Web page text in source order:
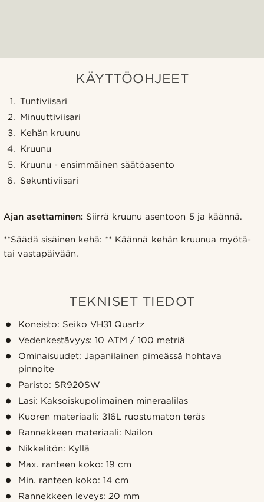
KÄYTTÖOHJEET
Tuntiviisari
Minuuttiviisari
Kehän kruunu
Kruunu
Kruunu - ensimmäinen säätöasento
Sekuntiviisari
Ajan asettaminen: Siirrä kruunu asentoon 5 ja käännä.
**Säädä sisäinen kehä: ** Käännä kehän kruunua myötä-
tai vastapäivään.
TEKNISET TIEDOT
Koneisto: Seiko VH31 Quartz
Vedenkestävyys: 10 ATM / 100 metriä
Ominaisuudet: Japanilainen pimeässä hohtava
pinnoite
Paristo: SR920SW
Lasi: Kaksoiskupolimainen mineraalilas
Kuoren materiaali: 316L ruostumaton teräs
Rannekkeen materiaali: Nailon
Nikkelitön: Kyllä
Max. ranteen koko: 19 cm
Min. ranteen koko: 14 cm
Rannekkeen leveys: 20 mm